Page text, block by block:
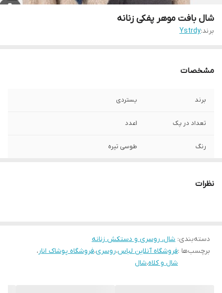
شال بافت موهر پفکی زنانه
برند:Ystrdy
مشخصات
برند یستردی
تعداد در پک 1عدد
رنگ طوسی تیره
نظرات
دسته‌بندی: شال، روسری و دستکش زنانه
برچسب‌ها :فروشگاه آنلاین لباس،روسری،فروشگاه پوشاک انار،
شال و کلاه،شال